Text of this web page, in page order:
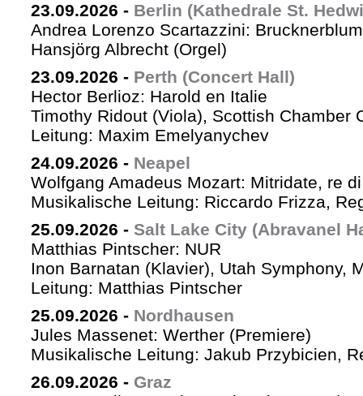
23.09.2026 - Berlin (Kathedrale St.
Andrea Lorenzo Scartazzini:
Hansjörg Albrecht (Orgel)
23.09.2026 - Perth (Concert Hall)
Hector Berlioz: Harold en Italie
Timothy Ridout (Viola), Scottish Chamber
Leitung: Maxim Emelyanychev
24.09.2026 - Neapel
Wolfgang Amadeus Mozart: Mitridate, re
Musikalische Leitung: Riccardo Frizza,
25.09.2026 - Salt Lake City (Abravanel
Matthias Pintscher: NUR
Inon Barnatan (Klavier), Utah Symphony,
Leitung: Matthias Pintscher
25.09.2026 - Nordhausen
Jules Massenet: Werther (Premiere)
Musikalische Leitung: Jakub Przybicien,
26.09.2026 - Graz